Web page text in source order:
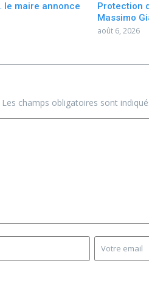
le maire annonce
Protection
Massimo
août 6, 2026
Les champs obligatoires sont